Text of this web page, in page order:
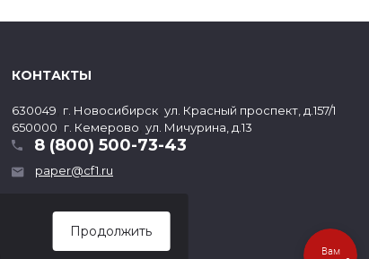
КОНТАКТЫ
630049 г. Новосибирск ул. Красный проспект, д.157/1
650000 г. Кемерово ул. Мичурина, д.13
8 (800) 500-73-43
paper@cf1.ru
Продолжить
Вам